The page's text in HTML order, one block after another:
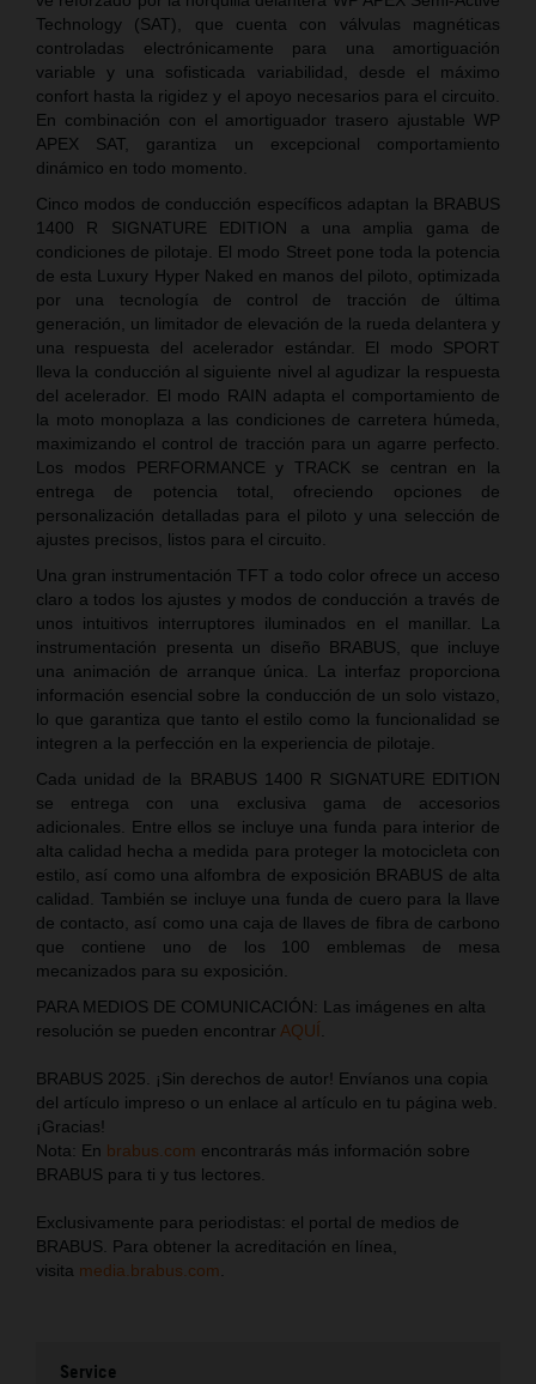
Technology (SAT), que cuenta con válvulas magnéticas
controladas electrónicamente para una amortiguación
variable y una sofisticada variabilidad, desde el máximo
confort hasta la rigidez y el apoyo necesarios para el circuito.
En combinación con el amortiguador trasero ajustable WP
APEX SAT, garantiza un excepcional comportamiento
dinámico en todo momento.
Cinco modos de conducción específicos adaptan la BRABUS
1400 R SIGNATURE EDITION a una amplia gama de
condiciones de pilotaje. El modo Street pone toda la potencia
de esta Luxury Hyper Naked en manos del piloto, optimizada
por una tecnología de control de tracción de última
generación, un limitador de elevación de la rueda delantera y
una respuesta del acelerador estándar. El modo SPORT
lleva la conducción al siguiente nivel al agudizar la respuesta
del acelerador. El modo RAIN adapta el comportamiento de
la moto monoplaza a las condiciones de carretera húmeda,
maximizando el control de tracción para un agarre perfecto.
Los modos PERFORMANCE y TRACK se centran en la
entrega de potencia total, ofreciendo opciones de
personalización detalladas para el piloto y una selección de
ajustes precisos, listos para el circuito.
Una gran instrumentación TFT a todo color ofrece un acceso
claro a todos los ajustes y modos de conducción a través de
unos intuitivos interruptores iluminados en el manillar. La
instrumentación presenta un diseño BRABUS, que incluye
una animación de arranque única. La interfaz proporciona
información esencial sobre la conducción de un solo vistazo,
lo que garantiza que tanto el estilo como la funcionalidad se
integren a la perfección en la experiencia de pilotaje.
Cada unidad de la BRABUS 1400 R SIGNATURE EDITION
se entrega con una exclusiva gama de accesorios
adicionales. Entre ellos se incluye una funda para interior de
alta calidad hecha a medida para proteger la motocicleta con
estilo, así como una alfombra de exposición BRABUS de alta
calidad. También se incluye una funda de cuero para la llave
de contacto, así como una caja de llaves de fibra de carbono
que contiene uno de los 100 emblemas de mesa
mecanizados para su exposición.
PARA MEDIOS DE COMUNICACIÓN: Las imágenes en alta
resolución se pueden encontrar AQUÍ
BRABUS 2025. ¡Sin derechos de autor! Envíanos una copia
del artículo impreso o un enlace al artículo en tu página web.
¡Gracias!
Nota: En brabus.com encontrarás más información sobre
BRABUS para ti y tus lectores.
Exclusivamente para periodistas: el portal de medios de
BRABUS. Para obtener la acreditación en línea,
visita media.brabus.com
Service